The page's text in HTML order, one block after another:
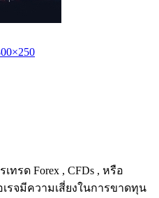
เทรด Forex , CFDs , หรือ
รจมีความเสี่ยงในการขาดทุน